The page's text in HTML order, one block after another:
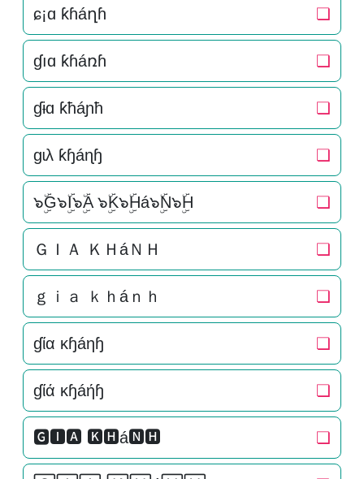
ɕ¡ɑ ƙɦáղɦ ❏
ɠıɑ ƙɦáռɦ ❏
ɠɨɑ ƙħáɲħ ❏
ɡɩλ ƙɧáɳɧ ❏
๖ۣۜG๖ۣۜI๖ۣۜA ๖ۣۜK๖ۣۜHá๖ۣۜN๖ۣۜH ❏
ＧＩＡ ＫＨáＮＨ ❏
ｇｉａ ｋｈáｎｈ ❏
ɠία κɧáηɧ ❏
ɠίά κɧáήɧ ❏
🅶🅸🅰 🅺🅷á🅽🅷 ❏